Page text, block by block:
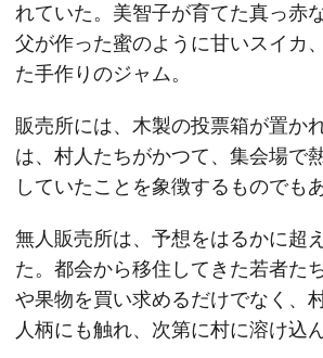
れていた。美智子が育てた真っ赤
父が作った蜜のように甘いスイカ
た手作りのジャム。
販売所には、木製の投票箱が置か
は、村人たちがかつて、集会場で
していたことを象徴するものでも
無人販売所は、予想をはるかに超
た。都会から移住してきた若者た
や果物を買い求めるだけでなく、
人柄にも触れ、次第に村に溶け込